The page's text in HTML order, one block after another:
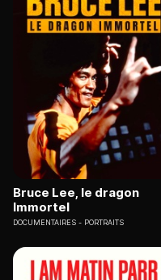
Bruce Lee, le dragon
Immortel
DOCUMENTAIRES PORTRAITS